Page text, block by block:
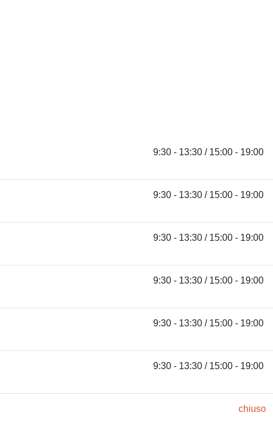
9:30 - 13:30 / 15:00 - 19:00
9:30 - 13:30 / 15:00 - 19:00
9:30 - 13:30 / 15:00 - 19:00
9:30 - 13:30 / 15:00 - 19:00
9:30 - 13:30 / 15:00 - 19:00
9:30 - 13:30 / 15:00 - 19:00
chiuso